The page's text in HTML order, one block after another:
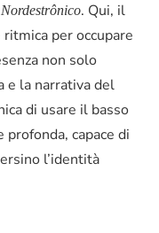
Nordestrônico. Qui, il
per occupare
non solo
e la narrativa del
di usare il basso
capace di
l’identità